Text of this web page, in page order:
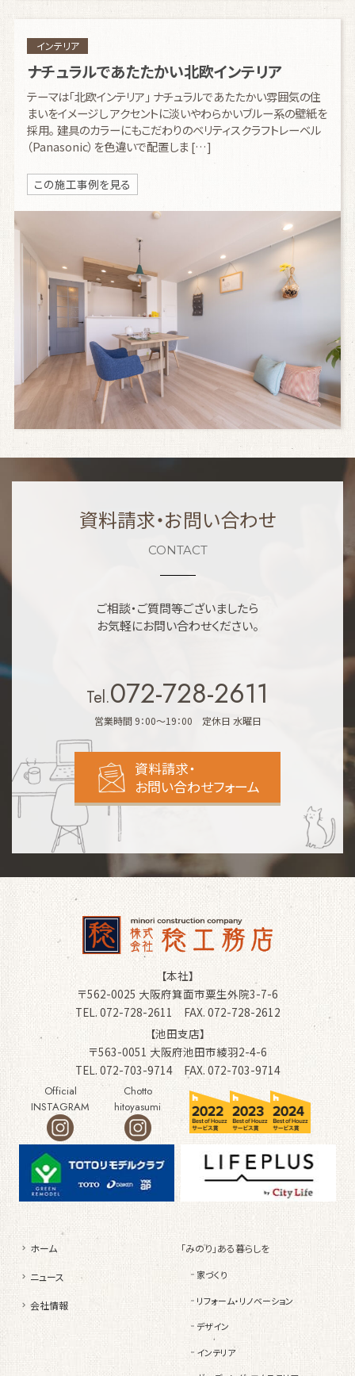
インテリア
ナチュラルであたたかい北欧インテリア
テーマは「北欧インテリア」 ナチュラルであたたかい雰囲気の住
まいをイメージし アクセントに淡いやわらかいブルー系の壁紙を
採用。 建具のカラーにもこだわりのベリティスクラフトレーベル
（Panasonic）を色違いで配置しま […]
この施工事例を見る
資料請求・お問い合わせ
CONTACT
ご相談・ご質問等ございましたら
お気軽にお問い合わせください。
Tel.072-728-2611
営業時間 9：00～19：00 定休日 水曜日
資料請求・
お問い合わせフォーム
【本社】
〒562-0025 大阪府箕面市粟生外院3-7-6
TEL. 072-728-2611 FAX. 072-728-2612
【池田支店】
〒563-0051 大阪府池田市綾羽2-4-6
TEL. 072-703-9714 FAX. 072-703-9714
Official
INSTAGRAM
Chotto
hitoyasumi
ホーム
ニュース
会社情報
「みのり」ある暮らしを
家づくり
リフォーム・リノベーション
デザイン
インテリア